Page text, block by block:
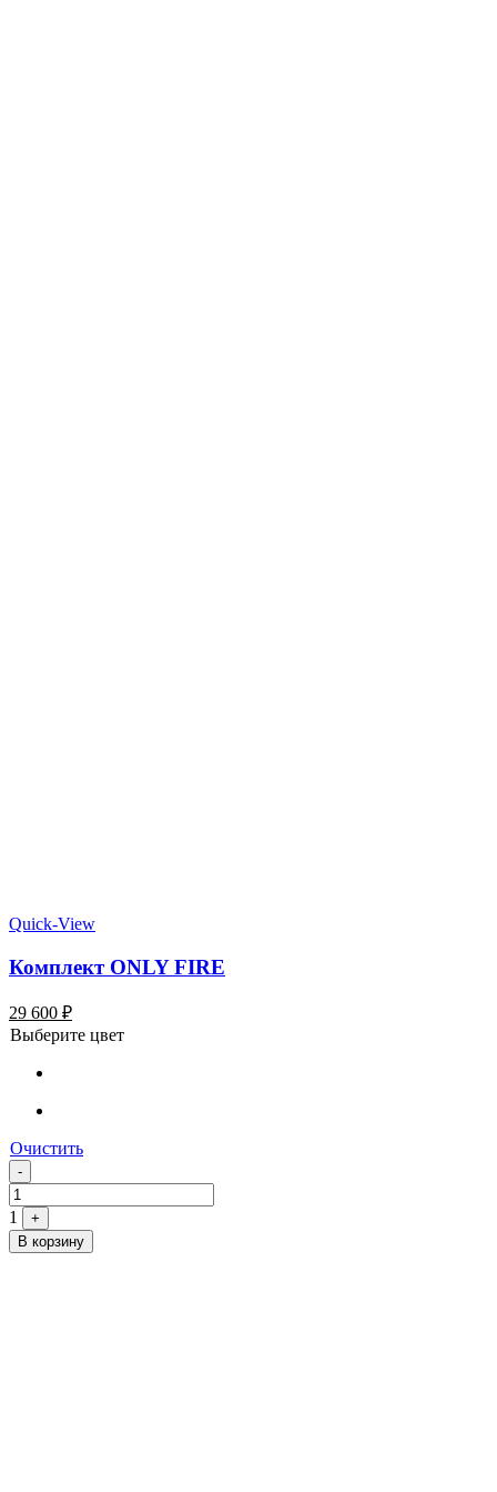
Quick-View
Комплект ONLY FIRE
29 600 ₽
Выберите цвет
Очистить
Quantity
-
1
+
В корзину